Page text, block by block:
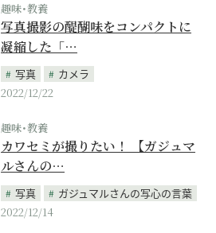
趣味･教養
写真撮影の醍醐味をコンパクトに
凝縮した「…
写真
カメラ
2022/12/22
趣味･教養
カワセミが撮りたい！ 【ガジュマ
ルさんの…
写真
ガジュマルさんの写心の言葉
2022/12/14